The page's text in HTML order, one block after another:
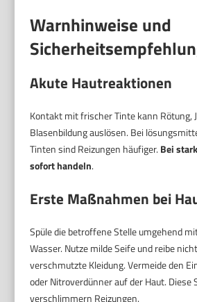
Warnhinweise und
Akute Hautreaktionen
Kontakt mit frischer Tinte kann Rötung,
Blasenbildung auslösen. Bei
Tinten sind Reizungen häufiger. Bei
sofort handeln.
Erste Maßnahmen bei
Spüle die betroffene Stelle umgehend
Wasser. Nutze milde Seife und reibe
verschmutzte Kleidung. Vermeide den
oder Nitroverdünner auf der Haut. Diese
verschlimmern Reizungen.